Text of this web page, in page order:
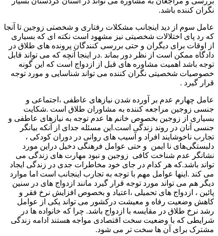
نگران کننده باشد.
عامل سوم از دید اینجانب مشکلات رفتاری و شخصتی زوجین تا آنجا
که رد پای اختلالات شخصیتی نیز مشهود است نکته ای که بسیاری
از اوقات برای دیگران و حتی بررسی کنندگان پرونده های طلاق در
دادگاه ممکن است از نظر دور بماند .در اینجا آنچه که می تواند قابل
توجه باشد اهمیت مشاوره های قبل از ازدواج است که این گونه
خصوصیات شخصیتی نگران کننده می تواند شناسایی و مورد توجه
قرار گیرد .
عامل چهارم عدم بر آورده شدن نیازهای عاطفی ،اجتماعی و
جنسی زوجین مراجعه کننده به مشاوران طلاق است .شکایت
بسیاری از زوجین بخصوص خانم ها عدم توجه به نیازهای عاطفی و
جنسی آنان در روند زندگی است.این مسئله جدای از آنکه بیانگر
تجارب ناخوشایند افراد و آسیب های روانی در دوران کودکی ،
دلبستگی‌های نا ایمن و حتی عوامل فرهنگی دخیل دراین مورد
نشانگر عدم شناخت کافی زوجین و نبود مهارت های زندگی می
تواند باشد.که هر کدام در جای خود مخاطرات جدی در زندگی ایجاد
می کند .اینها عوامل مهم با توجه به تجارب اینجانب است اما موارد
دیگر هم می تواند مورد توجه قرار گیرد مانند ازدواج های در سنین
پائین ، ازدواج های تحمیلی ،اعتیاد و بخصوص افزایش نرخ فقر و
کاهش وضعیت رفاه و معیشت درکشور می تواند یکی از عوامل
رشد نرخ طلاق در مقایسه با ازدواج باشد. چرا که خانواده ها در
شرایطی که با وضعیت سخت اقتصادی مواجه هستند ادامه زندگی
مشترک برای آن ها سخت تر می شود.